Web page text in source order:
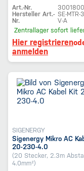
Art.-Nr.
Hersteller Art.-
Nr.
SE-MTR-
V-A
Zentrallager sofort
Hier registrieren
anmelden
SIGENERGY
Sigenergy Mikro AC
20-230-4.0
(20 Stecker, 2.3m
4.0mm²)